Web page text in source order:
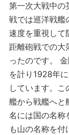
第一次大戦中の
戦では巡洋戦艦
速度を重視して
距離砲戦での大
ったのです。
を計り1928年
しています。
艦から戦艦へと
名には国の名称
も山の名称を